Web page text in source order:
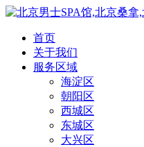
首页
关于我们
服务区域
海淀区
朝阳区
西城区
东城区
大兴区